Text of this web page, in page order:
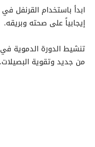
ابدأ باستخدام القرنفل في
إيجابياً على صحته وبريقه.
تنشيط الدورة الدموية
من جديد وتقوية البصيلات.